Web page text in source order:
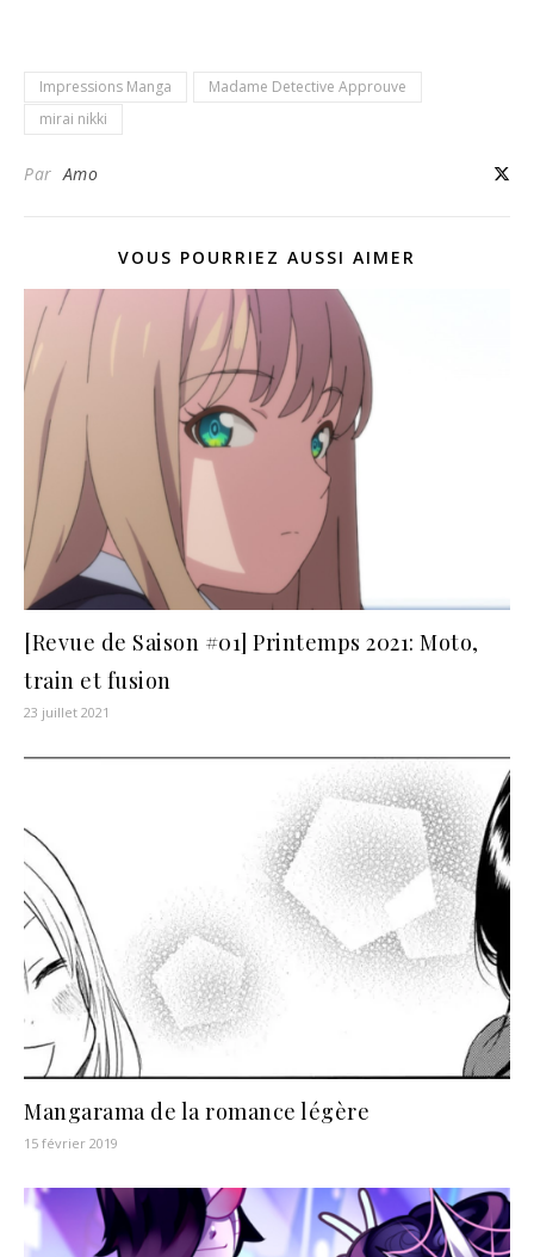
Impressions Manga
Madame Detective Approuve
mirai nikki
ParAmo
VOUS POURRIEZ AUSSI AIMER
[Revue de Saison #01] Printemps 2021: Moto,
train et fusion
23 juillet 2021
Mangarama de la romance légère
15 février 2019